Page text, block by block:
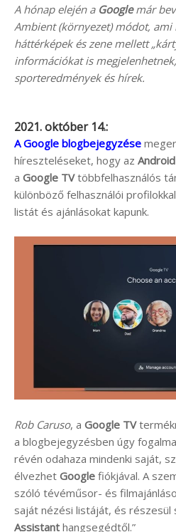
A hónap elején a Googlemár
Ambient (környezet) módot,
háttérképek és zene mellett
információkat is
sporteredmények és hírek.
2021. október 14.:
A Google blogbejegyzése
híreszteléseket, hogy az
a Google TVtöbbfelhasználós
különböző felhasználói
listát és ajánlásokat kapunk.
Rob Caruso, a Google TV
a blogbejegyzésben úgy
révén odahaza mindenki saját,
élvezhet Google fiókjával. A
szóló tévéműsor- és
saját nézési listáját, és részesül
Assistant hangsegédtől.”